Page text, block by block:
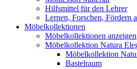
Hilfsmittel für den Lehrer
Lernen, Forschen, Fördern
Möbelkollektionen
Möbelkollektionen anzeigen
Möbelkollektion Natura
Möbelkollektion
Bastelraum